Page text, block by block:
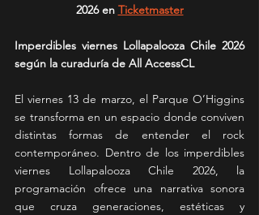
2026 en Ticketmaster
Imperdibles viernes Lollapalooza Chile 2026
según la curaduría de All AccessCL
El viernes 13 de marzo, el Parque O’Higgins
se transforma en un espacio donde conviven
distintas formas de entender el rock
contemporáneo. Dentro de los imperdibles
viernes Lollapalooza Chile 2026, la
programación ofrece una narrativa sonora
que cruza generaciones, estéticas y